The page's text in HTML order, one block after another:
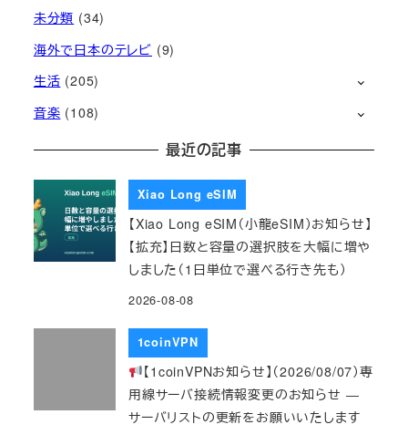
未分類 (34)
海外で日本のテレビ (9)
生活 (205)
音楽 (108)
最近の記事
Xiao Long eSIM
【Xiao Long eSIM（小龍eSIM）お知らせ】
【拡充】日数と容量の選択肢を大幅に増や
しました（1日単位で選べる行き先も）
2026-08-08
1coinVPN
【1coinVPNお知らせ】（2026/08/07）専
用線サーバ接続情報変更のお知らせ ―
サーバリストの更新をお願いいたします